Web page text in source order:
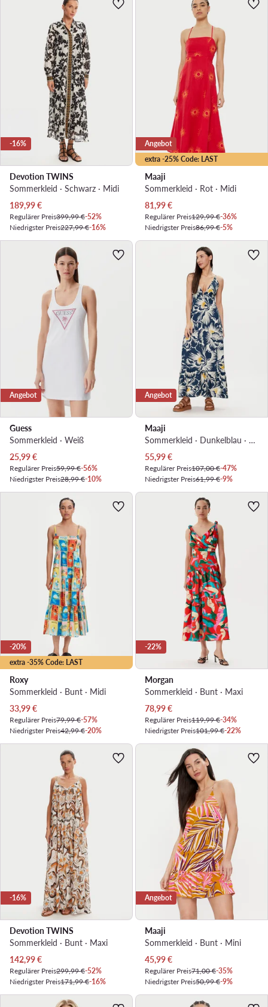
-16%
Devotion TWINS
Sommerkleid · Schwarz · Midi
Aktueller Preis
189,99€
Regulärer Preis399,99 €-52%
Niedrigster Preis227,99 €-16%
extra -25% Code: LAST
Angebot
Maaji
Sommerkleid · Rot · Midi
Aktueller Preis
81,99€
Regulärer Preis129,99 €-36%
Niedrigster Preis86,99 €-5%
Angebot
Guess
Sommerkleid · Weiß
Aktueller Preis
25,99€
Regulärer Preis59,99 €-56%
Niedrigster Preis28,99 €-10%
Angebot
Maaji
Sommerkleid · Dunkelblau · Maxi
Aktueller Preis
55,99€
Regulärer Preis107,00 €-47%
Niedrigster Preis61,99 €-9%
extra -35% Code: LAST
-20%
Roxy
Sommerkleid · Bunt · Midi
Aktueller Preis
33,99€
Regulärer Preis79,99 €-57%
Niedrigster Preis42,99 €-20%
-22%
Morgan
Sommerkleid · Bunt · Maxi
Aktueller Preis
78,99€
Regulärer Preis119,99 €-34%
Niedrigster Preis101,99 €-22%
-16%
Devotion TWINS
Sommerkleid · Bunt · Maxi
Aktueller Preis
142,99€
Regulärer Preis299,99 €-52%
Niedrigster Preis171,99 €-16%
Angebot
Maaji
Sommerkleid · Bunt · Mini
Aktueller Preis
45,99€
Regulärer Preis71,00 €-35%
Niedrigster Preis50,99 €-9%